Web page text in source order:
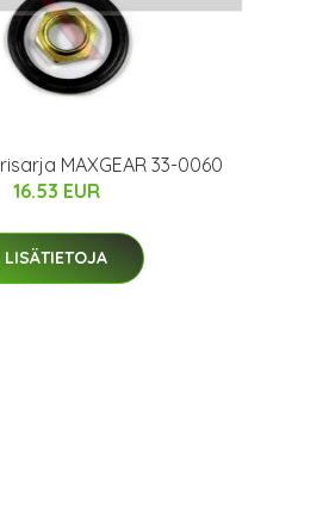
MAXGEAR 33-0060
16.53 EUR
LISÄTIETOJA